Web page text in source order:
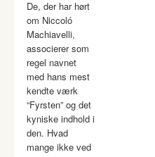
De, der har hørt
om Niccoló
Machiavelli,
associerer som
regel navnet
med hans mest
kendte værk
“Fyrsten” og det
kyniske indhold i
den. Hvad
mange ikke ved